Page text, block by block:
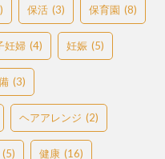
保活 (3) 保育園 (8)
妊婦 (4) 妊娠 (5)
(3)
ヘアアレンジ (2)
(5) 健康 (16)